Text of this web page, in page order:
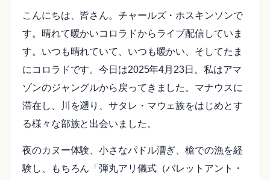
こんにちは、皆さん。チャールズ・ホスキンソンで
す。晴れて暖かいコロラドからライブ配信していま
す。いつも晴れていて、いつも暖かい、そしてたま
にコロラドです。今日は2025年4月23日。私はアマ
ゾンのジャングルから戻ってきました。マナウスに
滞在し、川を遡り、サタレ・マウェ族をはじめとす
る様々な部族と出会いました。
夜のカヌー体験、小さなパドル漕ぎ、槍での漁を経
験し、もちろん「弾丸アリ儀式（バレットアント・